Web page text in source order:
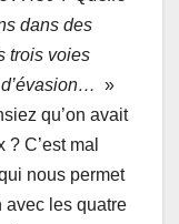
dans des
trois voies
»
qu’on avait
C’est mal
nous permet
avec les quatre